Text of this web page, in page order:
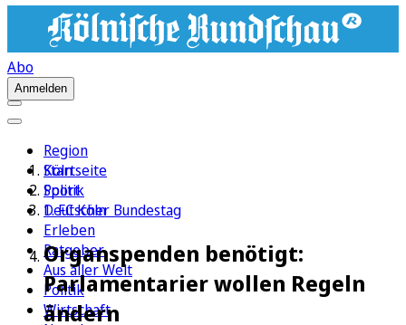
Abo
Anmelden
Region
Köln
Sport
1. FC Köln
Erleben
Ratgeber
Aus aller Welt
Politik
Wirtschaft
Startseite
Politik
Deutscher Bundestag
Organspenden benötigt:
Parlamentarier wollen Regeln
ändern